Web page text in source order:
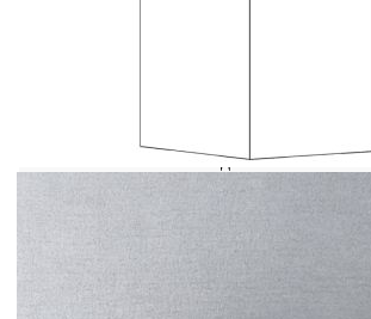
компост.Полезно е да знаете:Тази
Материал: Поцинкована
Размери: 69 x 60 x 45 см (Д x
Без дъно